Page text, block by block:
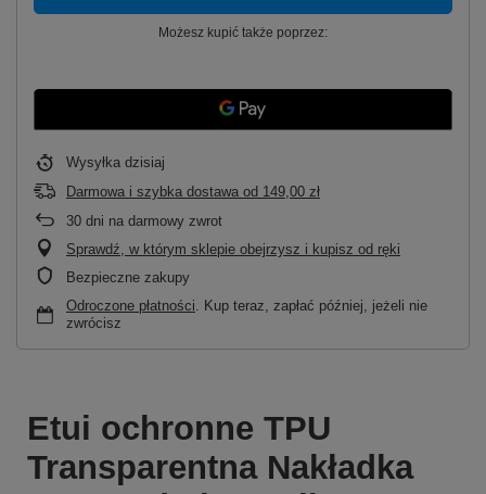
Możesz kupić także poprzez:
Wysyłka dzisiaj
Darmowa i szybka dostawa od 149,00 zł
30 dni na darmowy zwrot
Sprawdź, w którym sklepie obejrzysz i kupisz od ręki
Bezpieczne zakupy
Odroczone płatności . Kup teraz, zapłać później, jeżeli nie
zwrócisz
Etui ochronne TPU
Transparentna Nakładka